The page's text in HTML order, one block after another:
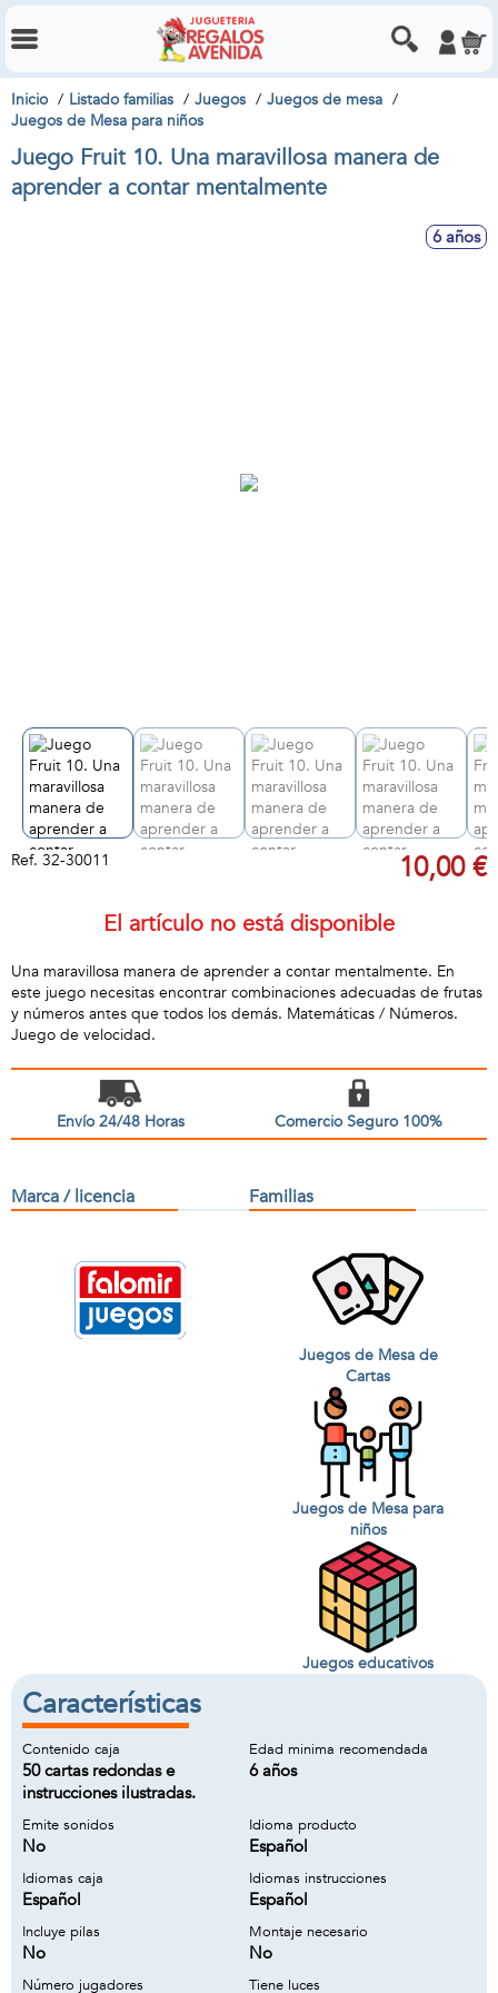
Inicio Listado familias Juegos
Juegos de mesa
Juegos de Mesa para niños
Juego Fruit 10. Una maravillosa manera de
aprender a contar mentalmente
6 años
Ref. 32-30011 10,00 €
El artículo no está disponible
Una maravillosa manera de aprender a contar mentalmente. En
este juego necesitas encontrar combinaciones adecuadas de frutas
y números antes que todos los demás. Matemáticas / Números.
Juego de velocidad.
Envío 24/48 Horas Comercio Seguro 100%
Marca / licencia Familias
Juegos de Mesa de
Cartas
Juegos de Mesa para
niños
Juegos educativos
Características
Contenido caja
50 cartas redondas e
instrucciones ilustradas.
Edad minima recomendada
6 años
Emite sonidos
No
Idioma producto
Español
Idiomas caja
Español
Idiomas instrucciones
Español
Incluye pilas
No
Montaje necesario
No
Número jugadores Tiene luces